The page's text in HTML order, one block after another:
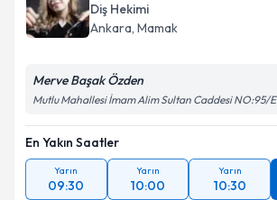
Diş Hekimi
Ankara, Mamak
Merve Başak Özden
Mutlu Mahallesi İmam Alim Sultan Caddesi NO:95/E
En Yakın Saatler
Yarın
09:30
Yarın
10:00
Yarın
10:30